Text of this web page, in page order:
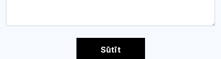
Sūtīt